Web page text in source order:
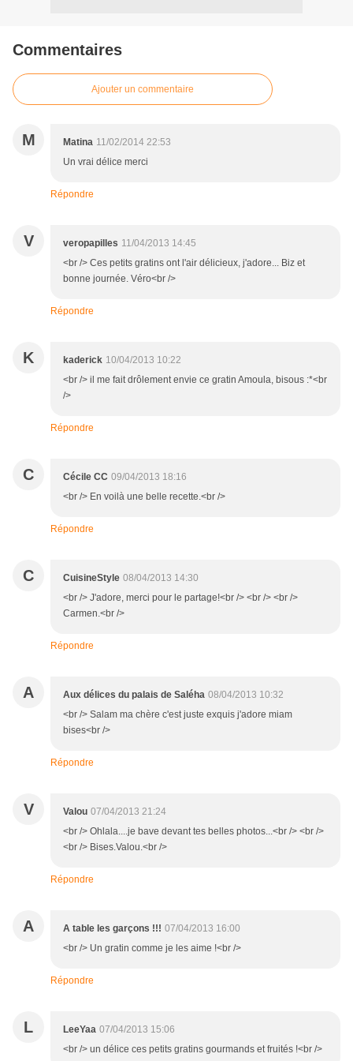
Commentaires
Ajouter un commentaire
M Matina 11/02/2014 22:53
Un vrai délice merci
Répondre
V veropapilles 11/04/2013 14:45
<br /> Ces petits gratins ont l'air délicieux, j'adore... Biz et
bonne journée. Véro<br />
Répondre
K kaderick 10/04/2013 10:22
<br /> il me fait drôlement envie ce gratin Amoula, bisous :*<br
/>
Répondre
C Cécile CC 09/04/2013 18:16
<br /> En voilà une belle recette.<br />
Répondre
C CuisineStyle 08/04/2013 14:30
<br /> J'adore, merci pour le partage!<br /> <br /> <br />
Carmen.<br />
Répondre
A Aux délices du palais de Saléha 08/04/2013 10:32
<br /> Salam ma chère c'est juste exquis j'adore miam
bises<br />
Répondre
V Valou 07/04/2013 21:24
<br /> Ohlala....je bave devant tes belles photos...<br /> <br />
<br /> Bises.Valou.<br />
Répondre
A A table les garçons !!! 07/04/2013 16:00
<br /> Un gratin comme je les aime !<br />
Répondre
L LeeYaa 07/04/2013 15:06
<br /> un délice ces petits gratins gourmands et fruités !<br />